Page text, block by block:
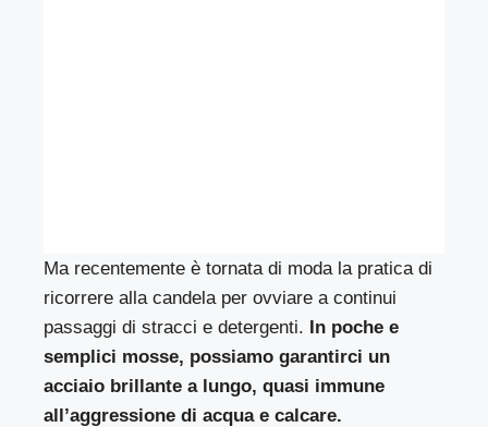
Ma recentemente è tornata di moda la pratica di
ricorrere alla candela per ovviare a continui
passaggi di stracci e detergenti. In poche e
semplici mosse, possiamo garantirci un
acciaio brillante a lungo, quasi immune
all’aggressione di acqua e calcare.